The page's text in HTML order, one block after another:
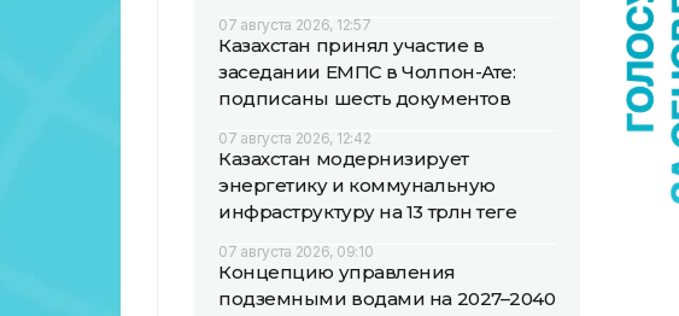
07 августа 2026, 12:57
Казахстан принял участие в
заседании ЕМПС в Чолпон-Ате:
подписаны шесть документов
07 августа 2026, 12:42
Казахстан модернизирует
энергетику и коммунальную
инфраструктуру на 13 трлн теңге
07 августа 2026, 09:10
Концепцию управления
подземными водами на 2027–2040